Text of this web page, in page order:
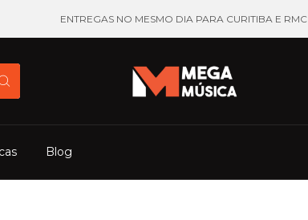
ENTREGAS NO MESMO DIA PARA CURITIBA E RMC
Blog